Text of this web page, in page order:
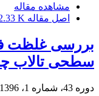
مشاهده مقاله
اصل مقاله K
بررسی غلظت
سطحی تالاب
دوره 43، شماره 1، 1396، صفحه